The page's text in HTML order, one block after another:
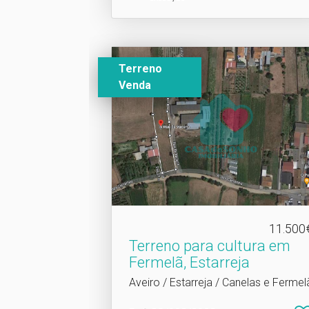
Terreno
Venda
Terreno para cultura em
Fermelã, Estarreja
Aveiro / Estarreja / Canelas e